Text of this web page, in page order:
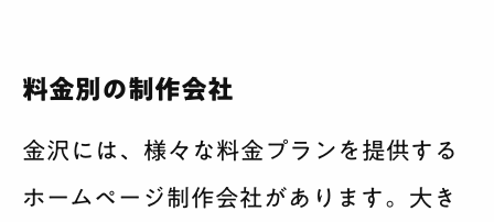
料金別の制作会社
金沢には、様々な料金プランを提供する
ホームページ制作会社があります。大き